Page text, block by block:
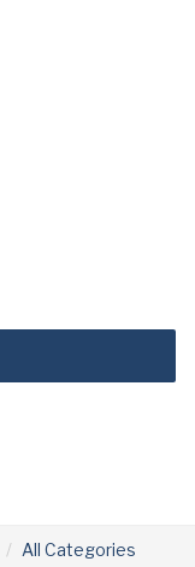
All Categories